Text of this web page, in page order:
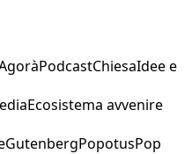
PodcastChiesaIdee e
Ecosistema avvenire
GutenbergPopotusPop